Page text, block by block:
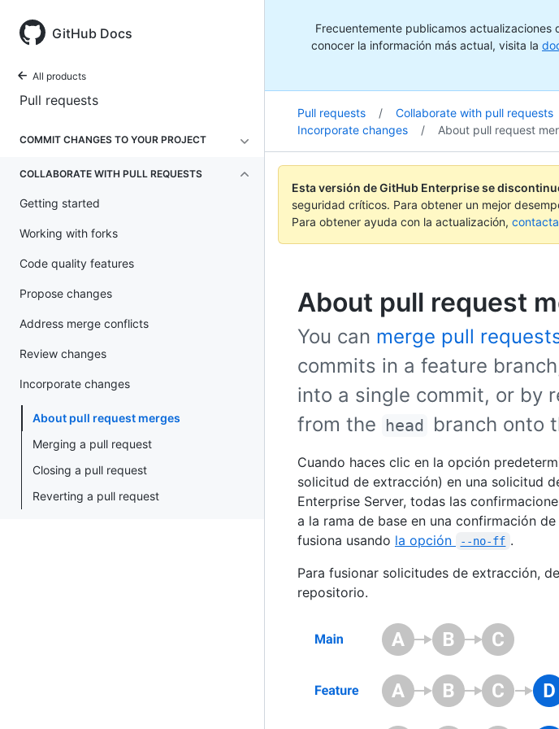
GitHub Docs
All products
Pull requests
COMMIT CHANGES TO YOUR PROJECT
COLLABORATE WITH PULL REQUESTS
Getting started
Working with forks
Code quality features
Propose changes
Address merge conflicts
Review changes
Incorporate changes
About pull request merges
Merging a pull request
Closing a pull request
Reverting a pull request
Frecuentemente publicamos
conocer la información más actual, visita la
Pull requests / Collaborate with pull requests
Incorporate changes
/ About pull request
Esta versión de GitHub Enterprise se
seguridad críticos. Para obtener un mejor
Para obtener ayuda con la actualización,
About pull request
You can merge pull
commits in a feature
into a single commit, or by
from the head branch onto
Cuando haces clic en la opción
solicitud de extracción) en una solicitud
Enterprise Server, todas las
a la rama de base en una confirmación
fusiona usando la opción --no-ff .
Para fusionar solicitudes de extracción,
repositorio.